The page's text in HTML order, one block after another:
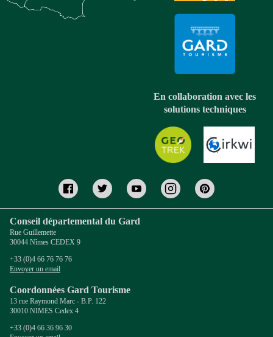
En collaboration avec les
solutions techniques
Conseil départemental du Gard
Rue Guillemette
30044 Nîmes CEDEX 9
+33 (0)4 66 76 76 76
Envoyer un email
Coordonnées Gard Tourisme
13 rue Raymond Marc - B.P. 122
30010 NIMES Cedex 4
+33 (0)4 66 36 96 30